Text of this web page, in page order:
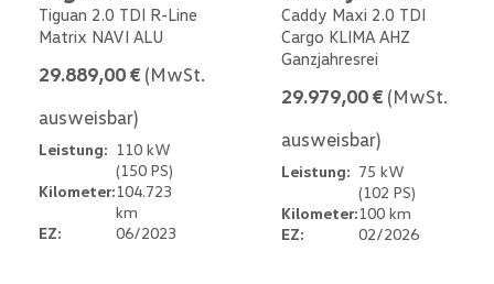
Tiguan 2.0 TDI R-Line
Matrix NAVI ALU
29.889,00 € (MwSt.
ausweisbar)
Leistung: 110 kW
(150 PS)
Kilometer:104.723
km
EZ:
06/2023
Caddy Maxi 2.0 TDI
Cargo KLIMA AHZ
Ganzjahresrei
29.979,00 € (MwSt.
ausweisbar)
Leistung: 75 kW
(102 PS)
Kilometer:100 km
EZ:
02/2026